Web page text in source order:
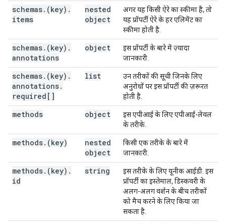
},
"supportsSubscription": boolean
"deprecated": boolean
,
"resources"
(key)
: (RestResource)
}
}
schemas. (key) .
items
nested
object
अगर यह किसी ऐरे का स्कीमा है, तो
यह प्रॉपर्टी ऐरे के हर एलिमेंट का
स्कीमा होती है.
schemas. (key) .
annotations
object
इस प्रॉपर्टी के बारे में ज़्यादा
जानकारी.
schemas. (key) .
annotations.
required[]
list
उन तरीकों की सूची जिनके लिए
अनुरोधों पर इस प्रॉपर्टी की ज़रूरत
होती है.
methods object
इस एपीआई के लिए एपीआई-लेवल
के तरीके.
methods. (key)
nested
object
किसी एक तरीके के बारे में
जानकारी.
methods. (key) .
id
string
इस तरीके के लिए यूनीक आईडी. इस
प्रॉपर्टी का इस्तेमाल, डिस्कवरी के
अलग-अलग वर्शन के बीच तरीकों
को मैच करने के लिए किया जा
सकता है.